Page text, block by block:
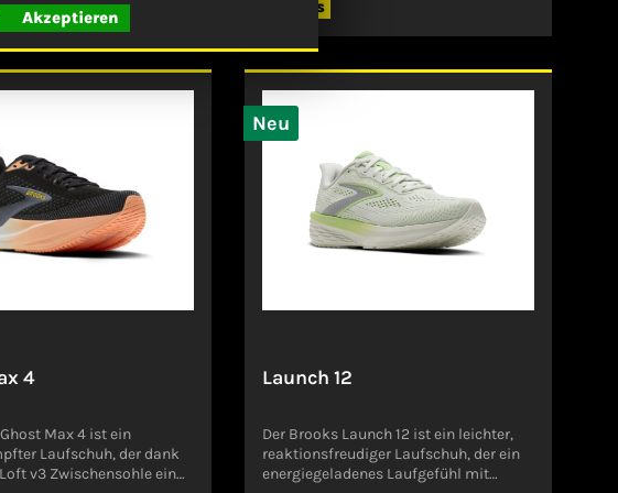
während die
ermöglicht. Die
und trägt
Laufbewegung
Modell ist ideal für längere
und bietet
Performance auf jedem
zum Hersteller (EU-
Deutschland
angenehmen Laufgefühl ab. Fresh
Foam X Mittelsohle bietet ein
und unvergleichlichen Komfort
Hersteller (EU-
Produktsicherheitsverordnung,
GPSR)New Balance Germany
GmbHKesselstraße 340221
DüsseldorfDeutschlandcsgermany@ne
wbalance.com
Details
4
Max 4 ist ein
Laufschuh, der dank
v3 Zwischensohle ein
Neu
Launch 12
Der Brooks Launch 12 ist ein leichter,
reaktionsfreudiger Laufschuh, der ein
energiegeladenes Laufgefühl mit
Akzeptieren